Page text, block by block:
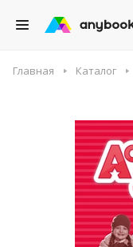
Главная Каталог